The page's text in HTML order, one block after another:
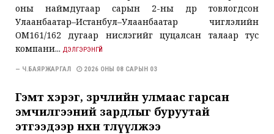
оны наймдугаар сарын 2-ны өдөр товлогдсон
Улаанбаатар–Истанбул–Улаанбаатар чиглэлийн
ОМ161/162 дугаар нислэгийг цуцалсан талаар тус
компани... ДЭЛГЭРЭНГҮЙ
— Ч.БАЯРЖАРГАЛ 2026 ОНЫ 08 САРЫН 03
Гэмт хэрэг, зөрчлийн улмаас гарсан
эмчилгээний зардлыг буруутай
этгээдээр нөхөн төлүүлжээ